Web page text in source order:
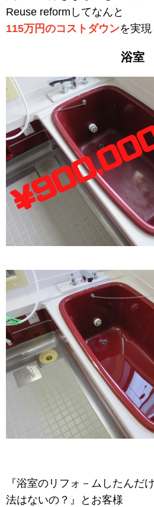
Reuse reformしてなんと
115万円のコストダウンを実現
浴室
『浴室のリフォ－ムしたんだ
法はないの？』とお客様